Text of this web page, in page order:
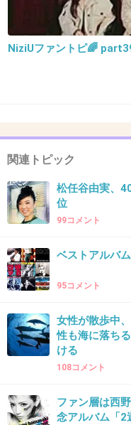
34. 匿名2018/10/17(水) 10:38:18
35. 匿名2018/10/17(水) 10:42:46
>>34
ババァ世代はデジ
からCD買うんだよ
ダウンロードでの
NiziUファントピ🌈
関連トピック
松任谷由実、
位
99コメント
ベストアルバ
95コメント
女性が散歩中
性も海に落ち
ける
108コメント
ファン層は西
念アルバム「2